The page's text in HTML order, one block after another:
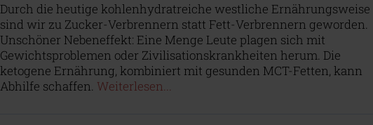
Durch die heutige kohlenhydratreiche westliche Ernährungsweise
sind wir zu Zucker-Verbrennern statt Fett-Verbrennern geworden.
Unschöner Nebeneffekt: Eine Menge Leute plagen sich mit
Gewichtsproblemen oder Zivilisationskrankheiten herum. Die
ketogene Ernährung, kombiniert mit gesunden MCT-Fetten, kann
Abhilfe schaffen. Weiterlesen...